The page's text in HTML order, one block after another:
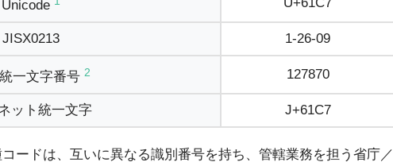
Unicode
JISX0213 1-26-09
一文字番号 2 127870
ット統一文字 J+61C7
ードは、互いに異なる識別番号を持ち、管轄業務を担う省庁／